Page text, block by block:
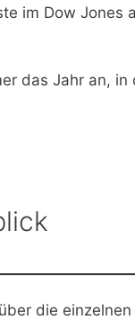
im Dow Jones
das Jahr an,
die